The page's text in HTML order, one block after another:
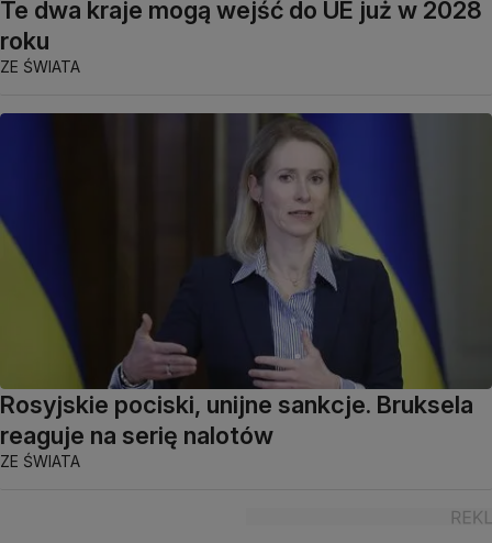
Te dwa kraje mogą wejść do UE już w 2028
roku
ZE ŚWIATA
Rosyjskie pociski, unijne sankcje. Bruksela
reaguje na serię nalotów
ZE ŚWIATA